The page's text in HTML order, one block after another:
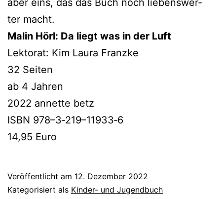
ter macht.
Malin Hörl: Da liegt was in der Luft
Lektorat: Kim Laura Franzke
32 Seiten
ab 4 Jahren
2022 annet­te betz
ISBN 978–3‑219–11933‑6
14,95 Euro
Veröffentlicht am 12. Dezember 2022
Kategorisiert als Kinder- und Jugendbuch